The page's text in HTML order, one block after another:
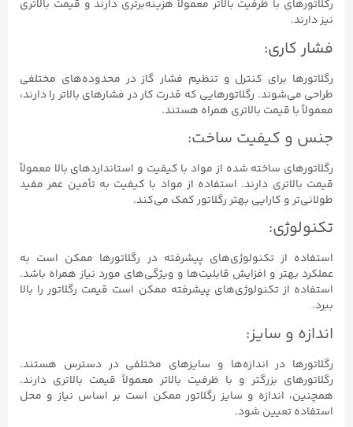
رگلاتورهای با ظرفیت بالاتر معمولاً هزینه‌برتری دارند و قیمت بالاتری
نیز دارند.
فشار کاری:
رگلاتورها برای کنترل و تنظیم فشار گاز در محدوده‌های مختلفی
طراحی می‌شوند. رگلاتورهایی که قدرت کار در فشارهای بالاتر را دارند،
معمولاً با قیمت بالاتری همراه هستند.
جنس و کیفیت ساخت:
رگلاتورهای ساخته شده از مواد با کیفیت و استانداردهای بالا معمولاً
قیمت بالاتری دارند. استفاده از مواد با کیفیت به تأمین عمر مفید
طولانی‌تر و کارایی بهتر رگلاتور کمک می‌کند.
تکنولوژی:
استفاده از تکنولوژی‌های پیشرفته در رگلاتورها ممکن است به
عملکرد بهتر و افزایش قابلیت‌ها و ویژگی‌های مورد نیاز همراه باشد.
استفاده از تکنولوژی‌های پیشرفته ممکن است قیمت رگلاتور را بالا
ببرد.
اندازه و سایز:
رگلاتورها در اندازه‌ها و سایزهای مختلفی در دسترس هستند.
رگلاتورهای بزرگتر و با ظرفیت بالاتر معمولاً قیمت بالاتری دارند.
همچنین، اندازه و سایز رگلاتور ممکن است بر اساس نیاز و محل
استفاده تعیین شود.